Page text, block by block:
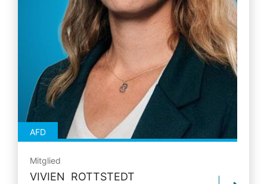
AFD
Mitglied
VIVIEN ROTTSTEDT